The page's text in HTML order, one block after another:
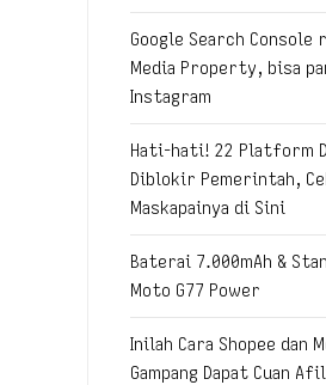
Google Search
Media Property, bisa
Instagram
Hati-hati! 22 Platform
Diblokir Pemerintah,
Maskapainya di Sini
Baterai 7.000mAh &
Moto G77 Power
Inilah Cara Shopee dan
Gampang Dapat Cuan